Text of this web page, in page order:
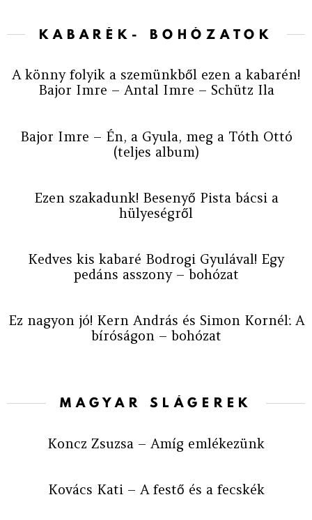
KABARÉK- BOHÓZATOK
A könny folyik a szemünkből ezen a kabarén!
Bajor Imre – Antal Imre – Schütz Ila
Bajor Imre – Én, a Gyula, meg a Tóth Ottó
(teljes album)
Ezen szakadunk! Besenyő Pista bácsi a
hülyeségről
Kedves kis kabaré Bodrogi Gyulával! Egy
pedáns asszony – bohózat
Ez nagyon jó! Kern András és Simon Kornél: A
bíróságon – bohózat
MAGYAR SLÁGEREK
Koncz Zsuzsa – Amíg emlékezünk
Kovács Kati – A festő és a fecskék